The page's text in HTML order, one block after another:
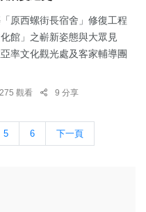
原西螺街長宿舍」修復工程
館」之嶄新姿態與大眾見
率文化觀光處及客家輔導團
觀看 9 分享
5 6 下一頁